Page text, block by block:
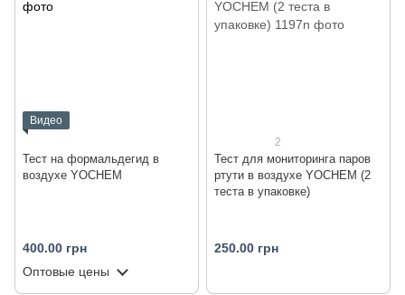
Видео
Тест на формальдегид в
воздухе YOCHEM
400.00 грн
Оптовые цены
2
Тест для мониторинга паров
ртути в воздухе YOCHEM (2
теста в упаковке)
250.00 грн